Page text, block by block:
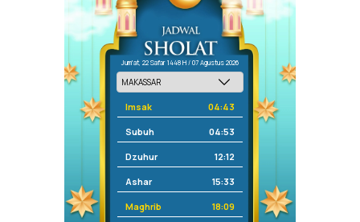
Jum'at, 22 Safar 1448 H / 07 Agustus 2026
Imsak 04:43
Subuh 04:53
Dzuhur 12:12
Ashar 15:33
Maghrib 18:09